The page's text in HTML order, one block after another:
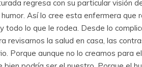
regresa con su particular visión
Así lo cree esta enfermera
todo lo que le rodea. Desde lo
revisarnos la salud en casa, las
Porque aunque no lo creamos para